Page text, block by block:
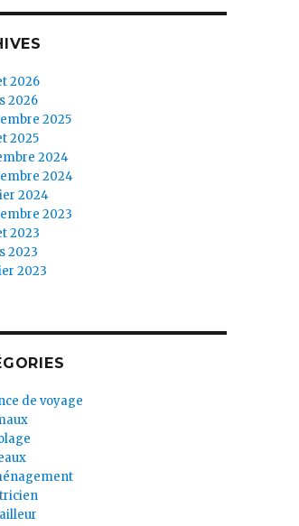
2026
2026
2025
2025
2024
2024
2024
2023
2023
2023
2023
de voyage